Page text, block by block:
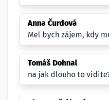
Anna Čurdová
Mel bych zájem, kdy
Tomáš Dohnal
na jak dlouho to